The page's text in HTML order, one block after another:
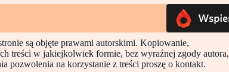
są objęte prawami autorskimi. Kopiowanie,
treści w jakiejkolwiek formie, bez wyraźnej zgody autora,
pozwolenia na korzystanie z treści proszę o kontakt.